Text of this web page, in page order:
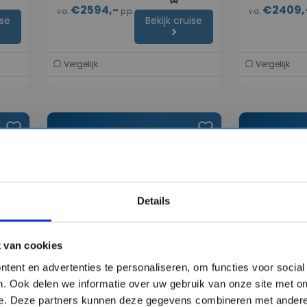
Details
van cookies
en advertenties te personaliseren, om functies voor
Ook delen we informatie over uw gebruik van onze site met
Deze partners kunnen deze gegevens combineren met
v.a. €2594,- p.p.
Bekijk cruise
chevron_right
Vergelijk
v.a.
Vergelijk
favorite favorite
8 daagse Noord-Amerika
cruise met de Celebrity Edge
8 daagse
cruise